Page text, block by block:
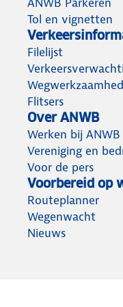
Tol en vignetten
Filelijst
Flitsers
Over ANWB
Werken bij ANWB
Vereniging en
Voor de pers
Voorbereid op
Routeplanner
Wegenwacht
Nieuws